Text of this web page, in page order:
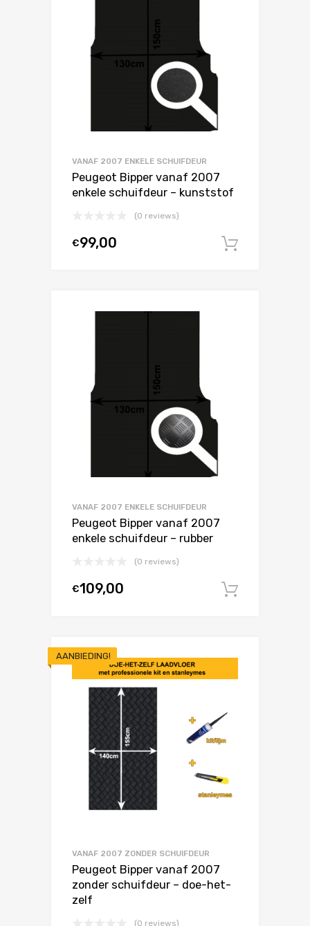
VANAF 2007 ENKELE SCHUIFDEUR
Peugeot Bipper vanaf 2007
enkele schuifdeur – kunststof
(0 reviews)
€99,00
VANAF 2007 ENKELE SCHUIFDEUR
Peugeot Bipper vanaf 2007
enkele schuifdeur – rubber
(0 reviews)
€109,00
AANBIEDING!
VANAF 2007 ZONDER SCHUIFDEUR
Peugeot Bipper vanaf 2007
zonder schuifdeur – doe-het-
zelf
(0 reviews)